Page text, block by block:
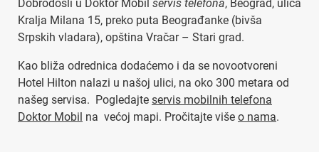
Dobrodošli u Doktor Mobil servis telefona, Beograd, ulica
Kralja Milana 15, preko puta Beograđanke (bivša
Srpskih vladara), opština Vračar – Stari grad.
Kao bliža odrednica dodaćemo i da se novootvoreni
Hotel Hilton nalazi u našoj ulici, na oko 300 metara od
našeg servisa. Pogledajte servis mobilnih telefona
Doktor Mobil na većoj mapi. Pročitajte više o nama.